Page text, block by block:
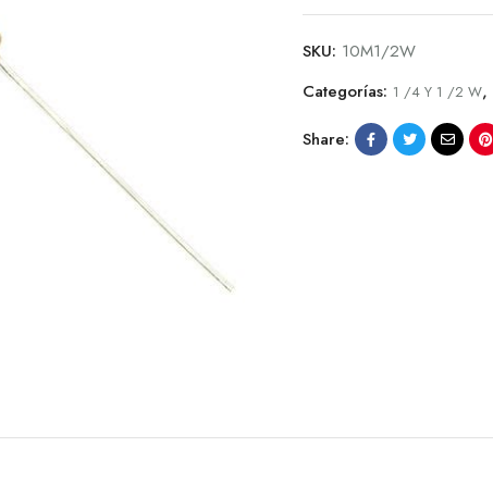
SKU: 10M1/2W
Categorías: 1 /4 Y 1 /2 W,
Share: